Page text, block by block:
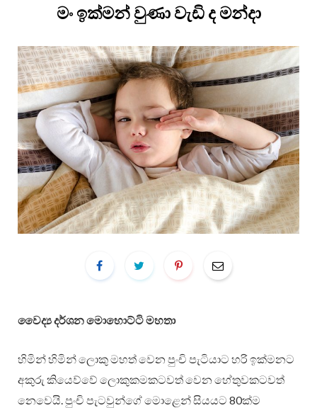
මං ඉක්මන් වුණා වැඩි ද මන්දා
වෛද්‍ය දර්ශන මොහොට්ටි මහතා
හිමින් හිමින් ලොකු මහත් වෙන පුංචි පැටියාට හරි ඉක්මනට
අකුරු කියෙව්වේ ලොකුකමකටවත් වෙන හේතුවකටවත්
නෙවෙයි. පුංචි පැටවුන්ගේ මොළෙන් සියයට 80ක්ම